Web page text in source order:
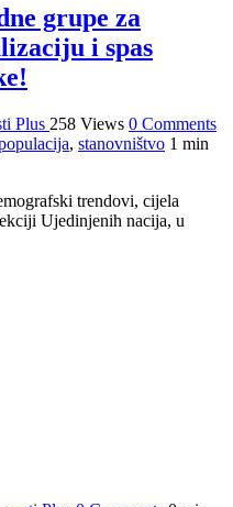
grupe za
i spas
Plus 258 Views 0 Comments
, stanovništvo 1 min
trendovi, cijela
Ujedinjenih nacija, u